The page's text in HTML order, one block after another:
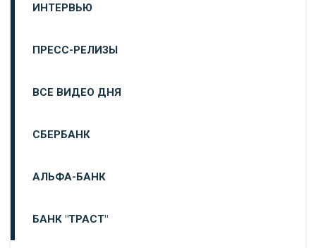
ИНТЕРВЬЮ
ПРЕСС-РЕЛИЗЫ
ВСЕ ВИДЕО ДНЯ
СБЕРБАНК
АЛЬФА-БАНК
БАНК "ТРАСТ"